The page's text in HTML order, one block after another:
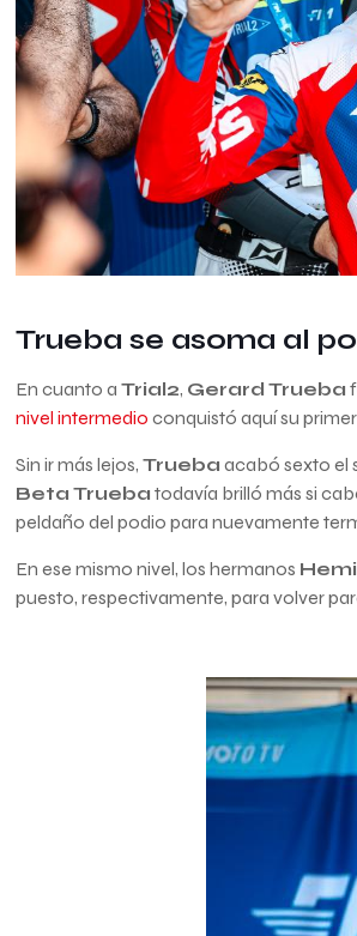
Trueba se asoma al
En cuanto aTrial2, Gerard Trueba
nivel intermedio conquistó aquí su
Sin ir más lejos,Trueba acabó sexto el
Beta Trueba todavía brilló más si
peldaño del podio para nuevamente
En ese mismo nivel, los hermanos
puesto, respectivamente, para volver